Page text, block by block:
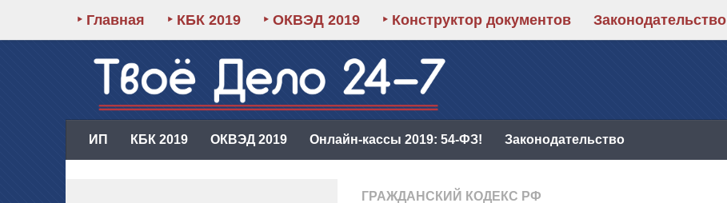
‣ Главная ‣ КБК 2019 ‣ ОКВЭД 2019 ‣ Конструктор документов Законодательство
ИП КБК 2019 ОКВЭД 2019 Онлайн-кассы 2019: 54-ФЗ! Законодательство
ГРАЖДАНСКИЙ КОДЕКС РФ